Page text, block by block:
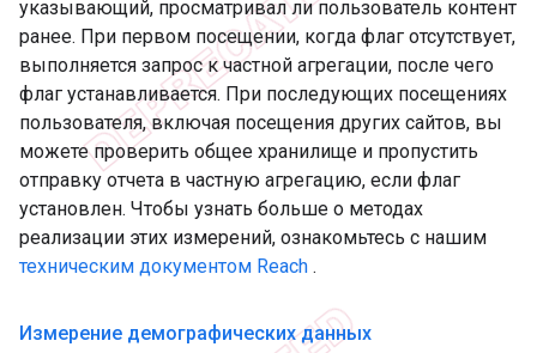
указывающий, просматривал ли пользователь контент
ранее. При первом посещении, когда флаг отсутствует,
выполняется запрос к частной агрегации, после чего
флаг устанавливается. При последующих посещениях
пользователя, включая посещения других сайтов, вы
можете проверить общее хранилище и пропустить
отправку отчета в частную агрегацию, если флаг
установлен. Чтобы узнать больше о методах
реализации этих измерений, ознакомьтесь с нашим
техническим документом Reach .
Измерение демографических данных